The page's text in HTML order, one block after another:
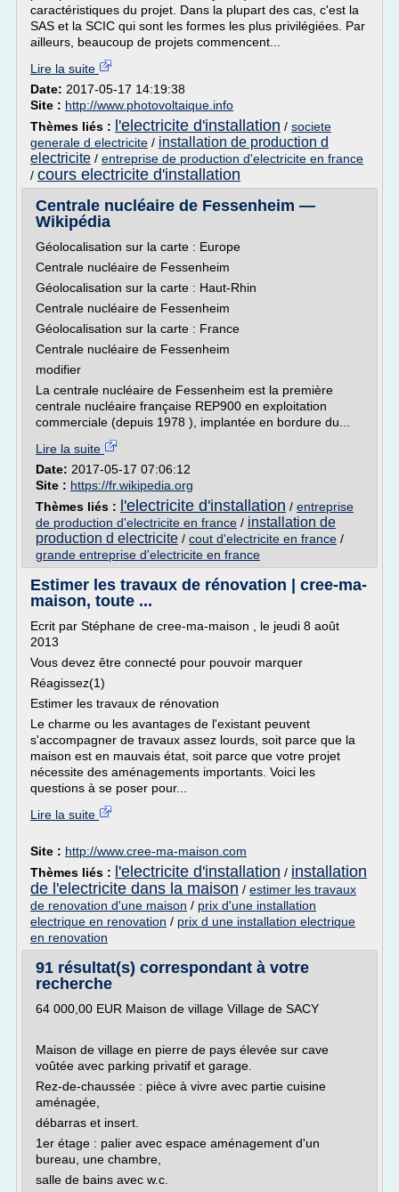
caractéristiques du projet. Dans la plupart des cas, c'est la
SAS et la SCIC qui sont les formes les plus privilégiées. Par
ailleurs, beaucoup de projets commencent...
Lire la suite
Date: 2017-05-17 14:19:38
Site : http://www.photovoltaique.info
Thèmes liés :
l'electricite d'installation / societe
generale d electricite / installation de production d
electricite / entreprise de production d'electricite en france
/ cours electricite d'installation
Centrale nucléaire de Fessenheim —
Wikipédia
Géolocalisation sur la carte : Europe
Centrale nucléaire de Fessenheim
Géolocalisation sur la carte : Haut-Rhin
Centrale nucléaire de Fessenheim
Géolocalisation sur la carte : France
Centrale nucléaire de Fessenheim
modifier
La centrale nucléaire de Fessenheim est la première
centrale nucléaire française REP900 en exploitation
commerciale (depuis 1978 ), implantée en bordure du...
Lire la suite
Date: 2017-05-17 07:06:12
Site : https://fr.wikipedia.org
Thèmes liés :
l'electricite d'installation / entreprise
de production d'electricite en france / installation de
production d electricite / cout d'electricite en france /
grande entreprise d'electricite en france
Estimer les travaux de rénovation | cree-ma-
maison, toute ...
Ecrit par Stéphane de cree-ma-maison , le jeudi 8 août
2013
Vous devez être connecté pour pouvoir marquer
Réagissez(1)
Estimer les travaux de rénovation
Le charme ou les avantages de l'existant peuvent
s'accompagner de travaux assez lourds, soit parce que la
maison est en mauvais état, soit parce que votre projet
nécessite des aménagements importants. Voici les
questions à se poser pour...
Lire la suite
Site : http://www.cree-ma-maison.com
Thèmes liés :
l'electricite d'installation / installation
de l'electricite dans la maison / estimer les travaux
de renovation d'une maison / prix d'une installation
electrique en renovation / prix d une installation electrique
en renovation
91 résultat(s) correspondant à votre
recherche
64 000,00 EUR Maison de village Village de SACY
Maison de village en pierre de pays élevée sur cave
voûtée avec parking privatif et garage.
Rez-de-chaussée : pièce à vivre avec partie cuisine
aménagée,
débarras et insert.
1er étage : palier avec espace aménagement d'un
bureau, une chambre,
salle de bains avec w.c.